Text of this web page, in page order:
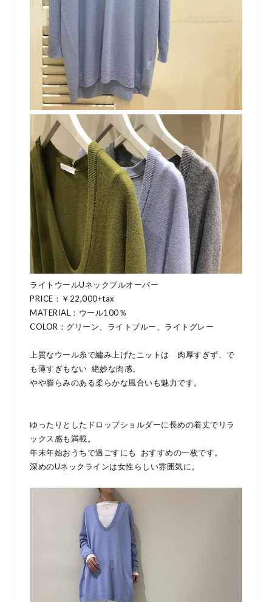
ライトウールUネックプルオーバー
PRICE：￥22,000+tax
MATERIAL：ウール100％
COLOR：グリーン、ライトブルー、ライトグレー
上質なウール糸で編み上げたニットは 肉厚すぎず、で
も薄すぎもない 絶妙な肉感。
やや膨らみのある柔らかな風合いも魅力です。
ゆったりとしたドロップショルダーに長めの着丈でリラ
ックス感も満載。
年末年始おうちで過ごすにも おすすめの一枚です。
深めのUネックラインは女性らしい雰囲気に。